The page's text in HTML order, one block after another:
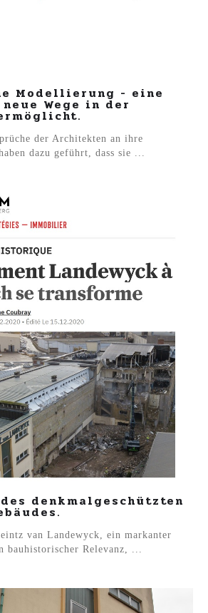
Modellierung - eine
Wege in der
der Architekten an ihre
dazu geführt, dass sie ...
denkmalgeschützten
van Landewyck, ein markanter
bauhistorischer Relevanz, ...